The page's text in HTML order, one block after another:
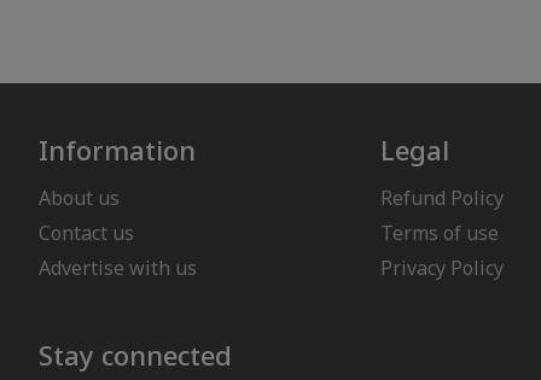
Information
About us
Contact us
Advertise with us
Legal
Refund Policy
Terms of use
Privacy Policy
Stay connected